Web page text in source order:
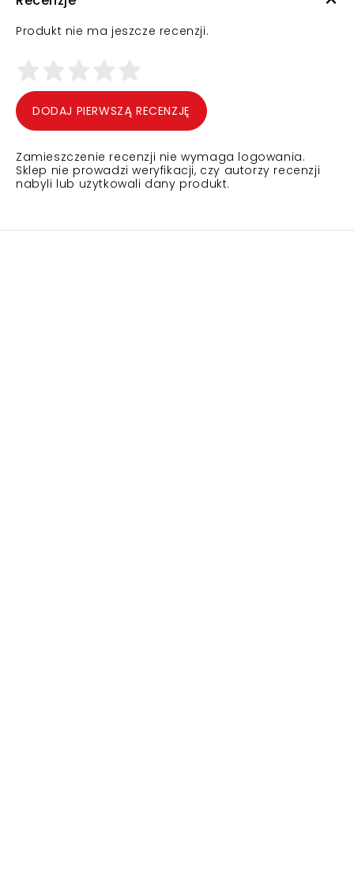
Produkt nie ma jeszcze recenzji.
DODAJ PIERWSZĄ RECENZJĘ
Zamieszczenie recenzji nie wymaga logowania.
Sklep nie prowadzi weryfikacji, czy autorzy recenzji
nabyli lub użytkowali dany produkt.